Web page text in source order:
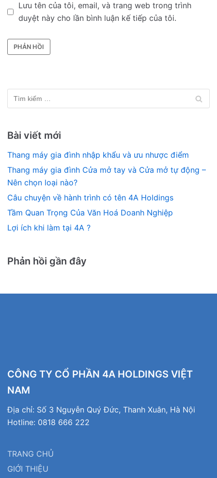
Lưu tên của tôi, email, và trang web trong trình
duyệt này cho lần bình luận kế tiếp của tôi.
Bài viết mới
Thang máy gia đình nhập khẩu và ưu nhược điểm
Thang máy gia đình Cửa mở tay và Cửa mở tự động –
Nên chọn loại nào?
Câu chuyện về hành trình có tên 4A Holdings
Tầm Quan Trọng Của Văn Hoá Doanh Nghiệp
Lợi ích khi làm tại 4A ?
Phản hồi gần đây
CÔNG TY CỔ PHẦN 4A HOLDINGS VIỆT
NAM
Địa chỉ: Số 3 Nguyễn Quý Đức, Thanh Xuân, Hà Nội
Hotline: 0818 666 222
TRANG CHỦ
GIỚI THIỆU